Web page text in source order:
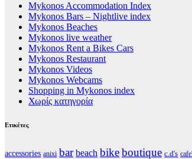
Mykonos Accommodation Index
Mykonos Bars – Nightlive index
Mykonos Beaches
Mykonos live weather
Mykonos Rent a Bikes Cars
Mykonos Restaurant
Mykonos Videos
Mykonos Webcams
Shopping in Mykonos index
Χωρίς κατηγορία
Ετικέτες
accessories anixi bar beach bikeboutique c.d's cafe'